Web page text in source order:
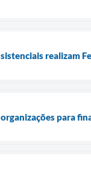
realizam
para